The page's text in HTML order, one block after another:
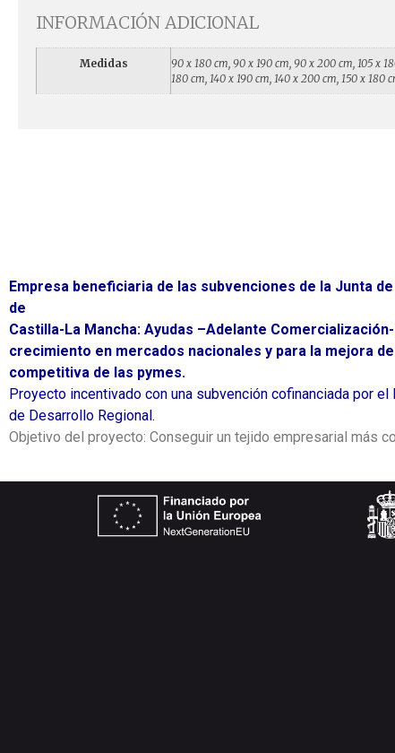
INFORMACIÓN ADICIONAL
Medidas
90 x 180 cm, 90 x 190 cm, 90 x 200 cm, 105 x
180 cm, 140 x 190 cm, 140 x 200 cm, 150 x 180
Empresa beneficiaria de las subvenciones de la Junta
de
Castilla-La Mancha: Ayudas –Adelante Comercialización-
crecimiento en mercados nacionales y para la mejora
competitiva de las pymes.
Proyecto incentivado con una subvención cofinanciada por el
de Desarrollo Regional.
Objetivo del proyecto: Conseguir un tejido empresarial más